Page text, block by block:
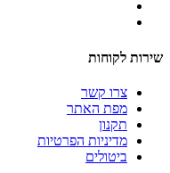
שירות לקוחות
צרו קשר
מפת האתר
תקנון
מדיניות הפרטיות
ביטולים